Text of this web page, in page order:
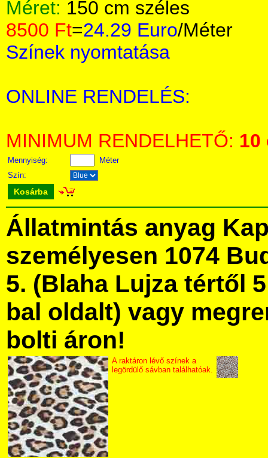
Méret: 150 cm széles
8500 Ft=24.29 Euro/Méter
Színek nyomtatása
ONLINE RENDELÉS:
MINIMUM RENDELHETŐ: 10
Mennyiség:
Méter
Szín:
Kosárba
Állatmintás anyag
személyesen 1074
5. (Blaha Lujza tértől
bal oldalt) vagy
bolti áron!
A raktáron lévő színek a
legördülő sávban találhatóak.